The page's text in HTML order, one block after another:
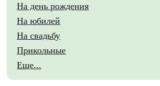
На день рождения
На юбилей
На свадьбу
Прикольные
Еще...